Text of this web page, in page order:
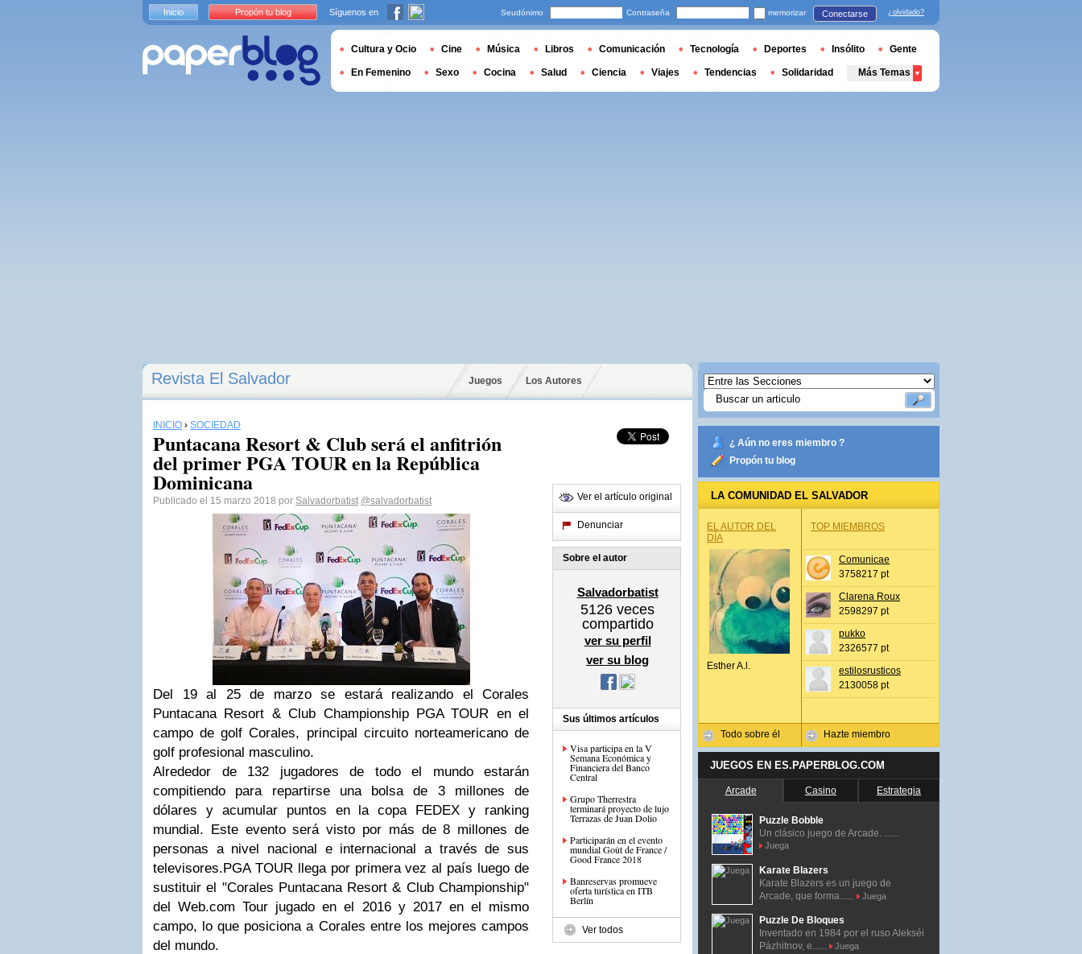
Revista El Salvador Juegos Los Autores
INICIO › SOCIEDAD
Puntacana Resort & Club será el anfitrión
del primer PGA TOUR en la República
Dominicana
Publicado el 15 marzo 2018 por Salvadorbatist @salvadorbatist
Del 19 al 25 de marzo se estará realizando el Corales
Puntacana Resort & Club Championship PGA TOUR en el
campo de golf Corales, principal circuito norteamericano de
golf profesional masculino.
Alrededor de 132 jugadores de todo el mundo estarán
compitiendo para repartirse una bolsa de 3 millones de
dólares y acumular puntos en la copa FEDEX y ranking
mundial. Este evento será visto por más de 8 millones de
personas a nivel nacional e internacional a través de sus
televisores.PGA TOUR llega por primera vez al país luego de
sustituir el "Corales Puntacana Resort & Club Championship"
del Web.com Tour jugado en el 2016 y 2017 en el mismo
campo, lo que posiciona a Corales entre los mejores campos
del mundo.
Ver el artículo original
Denunciar
Sobre el autor
Salvadorbatist
5126 veces
compartido
ver su perfil
ver su blog
Sus últimos artículos
Visa participa en la V
Semana Económica y
Financiera del Banco
Central
Grupo Therrestra
terminará proyecto de lujo
Terrazas de Juan Dolio
Participarán en el evento
mundial Goût de France /
Good France 2018
Banreservas promueve
oferta turística en ITB
Berlín
Ver todos
¿ Aún no eres miembro ?
Propón tu blog
LA COMUNIDAD EL SALVADOR
EL AUTOR DEL
DÍA
Esther A.l.
Todo sobre él
TOP MIEMBROS
Comunicae
3758217 pt
Clarena Roux
2598297 pt
pukko
2326577 pt
estilosrusticos
2130058 pt
Hazte miembro
JUEGOS EN ES.PAPERBLOG.COM
Arcade Casino Estrategia
Puzzle Bobble
Un clásico juego de Arcade. ......
Juega
Karate Blazers
Karate Blazers es un juego de
Arcade, que forma......
Juega
Puzzle De Bloques
Inventado en 1984 por el ruso Alekséi
Pázhitnov, e......
Juega
Inicio Propón tu blog Síguenos en Seudónimo Contraseña memorizar Conectarse ¿olvidado?
Cultura y Ocio Cine Música Libros Comunicación Tecnología Deportes Insólito Gente
En Femenino Sexo Cocina Salud Ciencia Viajes Tendencias Solidaridad Más Temas